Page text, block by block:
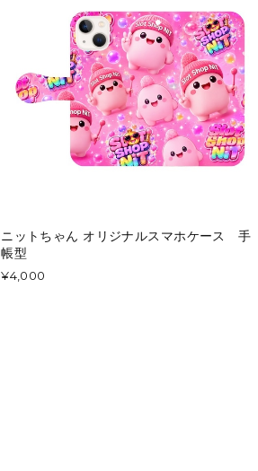
ニットちゃん オリジナルスマホケース 手
帳型
¥4,000